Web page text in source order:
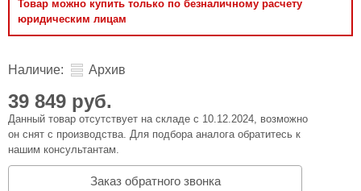
Товар можно купить только по безналичному расчету
юридическим лицам
Наличие: Архив
39 849 руб.
Данный товар отсутствует на складе с 10.12.2024, возможно
он снят с производства. Для подбора аналога обратитесь к
нашим консультантам.
Заказ обратного звонка